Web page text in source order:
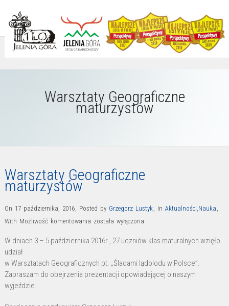
Warsztaty Geograficzne
maturzystów
Warsztaty Geograficzne
maturzystów
On 17 października, 2016, Posted by Grzegorz Lustyk, In Aktualności,Nauka ,
With Możliwość komentowania Warsztaty
maturzystów
została wyłączona
W dniach 3 – 5 października 2016r., 27 uczniów klas maturalnych wzięło
udział
w Warsztatach Geograficznych pt. „Śladami lądolodu w Polsce”.
Zapraszam do obejrzenia prezentacji opowiadającej o naszym
wyjeździe.